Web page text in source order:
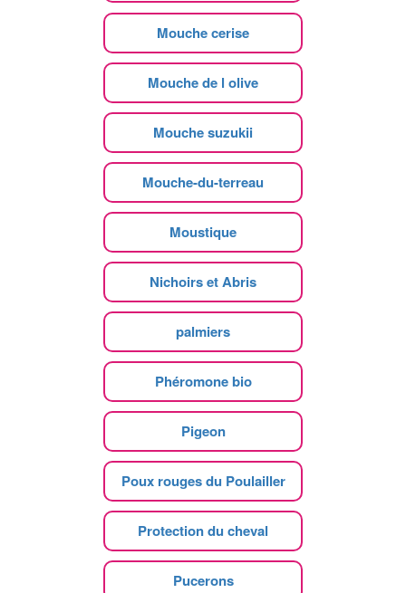
Mouche cerise
Mouche de l olive
Mouche suzukii
Mouche-du-terreau
Moustique
Nichoirs et Abris
palmiers
Phéromone bio
Pigeon
Poux rouges du Poulailler
Protection du cheval
Pucerons